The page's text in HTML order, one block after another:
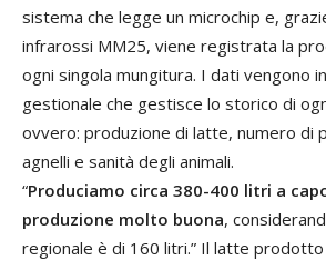
sistema che legge un microchip e,
infrarossi MM25, viene registrata la
ogni singola mungitura. I dati vengono
gestionale che gestisce lo storico di
ovvero: produzione di latte, numero di
agnelli e sanità degli animali.
“Produciamo circa 380-400 litri a
produzione molto buona,
regionale è di 160 litri.” Il latte